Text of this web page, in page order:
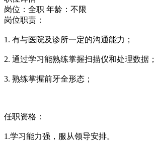
岗位：全职 年龄：不限
岗位职责：
1. 有与医院及诊所一定的沟通能力；
2. 通过学习能熟练掌握扫描仪和处理数据；
3. 熟练掌握前牙全形态；
任职资格：
1.学习能力强，服从领导安排。